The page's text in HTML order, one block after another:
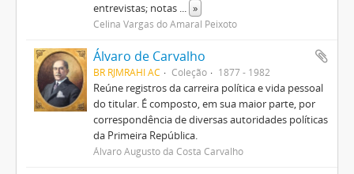
entrevistas; notas ... »
Celina Vargas do Amaral Peixoto
Álvaro de Carvalho
BR RJMRAHI AC Coleção 1877 - 1982
Reúne registros da carreira política e vida pessoal
do titular. É composto, em sua maior parte, por
correspondência de diversas autoridades políticas
da Primeira República.
Álvaro Augusto da Costa Carvalho